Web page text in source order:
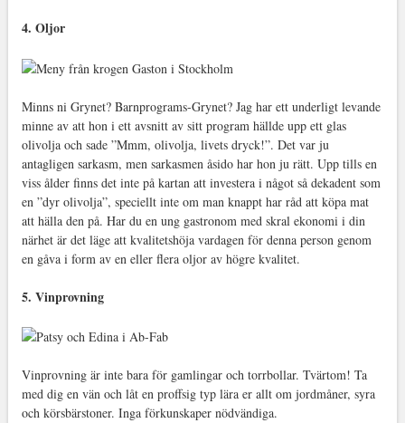
4. Oljor
Minns ni Grynet? Barnprograms-Grynet? Jag har ett underligt levande
minne av att hon i ett avsnitt av sitt program hällde upp ett glas
olivolja och sade ”Mmm, olivolja, livets dryck!”. Det var ju
antagligen sarkasm, men sarkasmen åsido har hon ju rätt. Upp tills en
viss ålder finns det inte på kartan att investera i något så dekadent som
en ”dyr olivolja”, speciellt inte om man knappt har råd att köpa mat
att hälla den på. Har du en ung gastronom med skral ekonomi i din
närhet är det läge att kvalitetshöja vardagen för denna person genom
en gåva i form av en eller flera oljor av högre kvalitet.
5. Vinprovning
Vinprovning är inte bara för gamlingar och torrbollar. Tvärtom! Ta
med dig en vän och låt en proffsig typ lära er allt om jordmåner, syra
och körsbärstoner. Inga förkunskaper nödvändiga.